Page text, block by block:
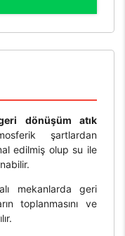
dönüşüm atık
şartlardan
edilmiş olup su ile
mekanlarda geri
toplanmasını ve